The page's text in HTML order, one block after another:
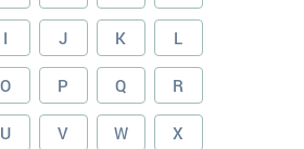
I J K L
O P Q R
U V W X